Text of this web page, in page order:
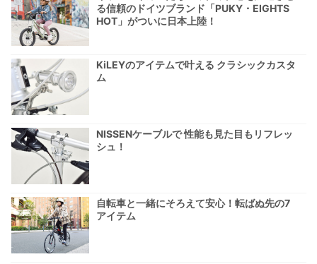
る信頼のドイツブランド「PUKY・EIGHTS
HOT」がついに日本上陸！
KiLEYのアイテムで叶える クラシックカスタ
ム
NISSENケーブルで 性能も見た目もリフレッ
シュ！
自転車と一緒にそろえて安心！転ばぬ先の7
アイテム